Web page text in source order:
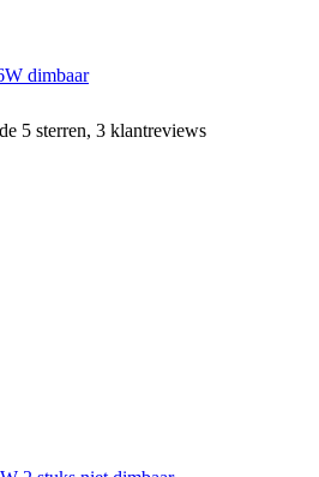
dimbaar
5 sterren, 3 klantreviews